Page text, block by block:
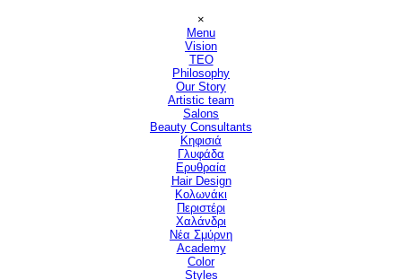
×
Menu
Vision
TEO
Philosophy
Our Story
Artistic team
Salons
Beauty Consultants
Κηφισιά
Γλυφάδα
Ερυθραία
Hair Design▼
Κολωνάκι
Περιστέρι
Χαλάνδρι
Νέα Σμύρνη
Academy
Color
Styles